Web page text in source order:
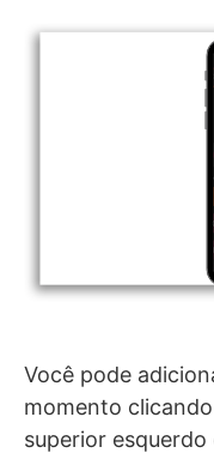
Você pode
momento
superior